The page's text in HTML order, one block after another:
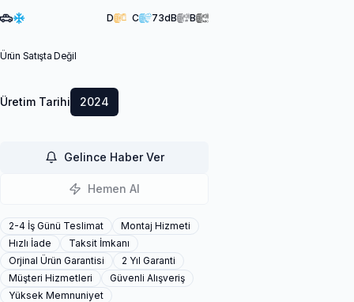
D C 73dB B
Ürün Satışta Değil
Üretim Tarihi 2024
Gelince Haber Ver
Hemen Al
2-4 İş Günü Teslimat
Montaj Hizmeti
Hızlı İade
Taksit İmkanı
Orjinal Ürün Garantisi
2 Yıl Garanti
Müşteri Hizmetleri
Güvenli Alışveriş
Yüksek Memnuniyet